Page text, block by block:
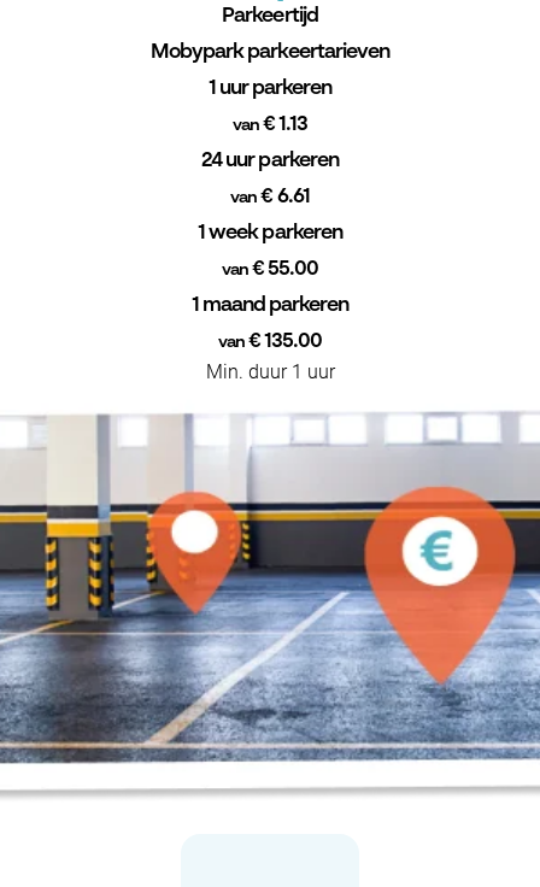
Parkeertijd
Mobypark parkeertarieven
1 uur parkeren
van€ 1.13
24 uur parkeren
van € 6.61
1 week parkeren
van€ 55.00
1 maand parkeren
van€ 135.00
Min. duur 1 uur